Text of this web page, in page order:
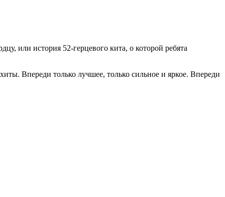
или история 52-герцевого кита, о которой ребята
Впереди только лучшее, только сильное и яркое. Впереди